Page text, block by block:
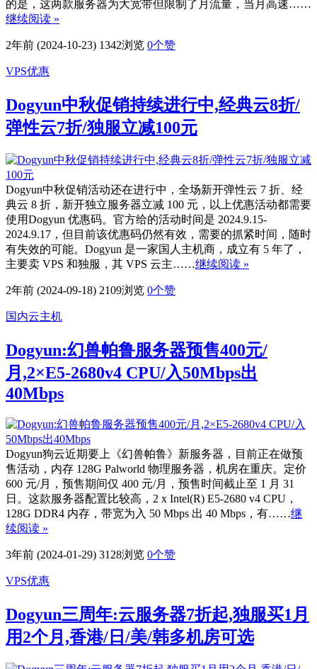
的是，这两款服务器为大宽带但限制了月流量，当月高速……
继续阅读 »
2年前 (2024-10-23) 1342浏览 0个赞
VPS优惠
Dogyun中秋促销持续进行中,经典云8折/
弹性云7折/独服立减100元
Dogyun中秋促销活动还在进行中，全场新开弹性云 7 折、经
典云 8 折，新开独立服务器立减 100 元，以上优惠活动都需要
使用Dogyun 优惠码。官方给的活动时间是 2024.9.15-
2024.9.17，但目前该优惠码仍然有效，需要的抓紧时间，随时
有失效的可能。Dogyun 是一家国人主机商，成立有 5 年了，
主要卖 VPS 和独服，其 VPS 云主……继续阅读 »
2年前 (2024-09-18) 2109浏览 0个赞
国内云主机
Dogyun:幻兽帕鲁服务器预售400元/
月,2×E5-2680v4 CPU/入50Mbps出
40Mbps
Dogyun狗云近期要上《幻兽帕鲁》新服务器，目前正在做预
售活动，内存 128G Palworld 物理服务器，机房在重庆。定价
600 元/月，预售期间仅 400 元/月，预售时间截止至 1 月 31
日。这款服务器配置比较高，2 x Intel(R) E5-2680 v4 CPU，
128G DDR4 内存，带宽为入 50 Mbps 出 40 Mbps，有……继
续阅读 »
3年前 (2024-01-29) 3128浏览 0个赞
VPS优惠
Dogyun三周年:云服务器7折起,独服买1月
用2个月,香港/日/美/韩多机房可选